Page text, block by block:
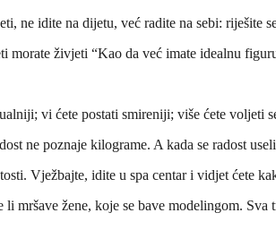
ne idite na dijetu, već radite na sebi: riješite
morate živjeti “Kao da već imate idealnu
vi ćete postati smireniji; više ćete voljeti
ne poznaje kilograme. A kada se radost
Vježbajte, idite u spa centar i vidjet ćete
žene, koje se bave modelingom.